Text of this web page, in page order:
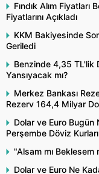
Fındık Alım
Fiyatlarını Açıkladı
KKM Bakiyesinde
Geriledi
Benzinde 4,35 TL'lik
Yansıyacak mı?
Merkez Bankası
Rezerv 164,4 Milyar
Dolar ve Euro
Perşembe Döviz Kurları
"Alsam mı Beklesem
Dolar ve Euro Ne